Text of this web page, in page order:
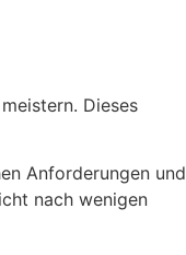
Dieses
Anforderungen und
nach wenigen